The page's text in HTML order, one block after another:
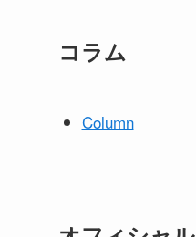
コラム
Column